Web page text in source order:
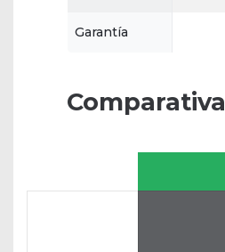
Garantía
Comparativa